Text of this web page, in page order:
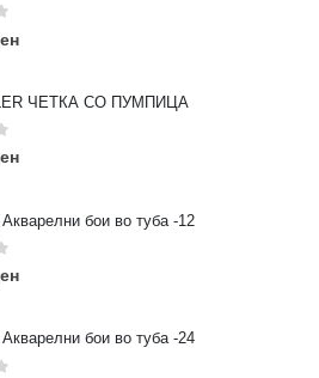
ЧЕТКА СО ПУМПИЦА
бои во туба -12
бои во туба -24